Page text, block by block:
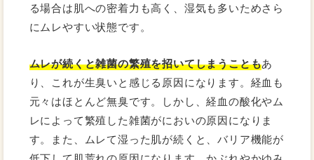
る場合は肌への密着力も高く、湿気も多いためさら
にムレやすい状態です。
ムレが続くと雑菌の繁殖を招いてしまうこともあ
り、これが生臭いと感じる原因になります。経血も
元々はほとんど無臭です。しかし、経血の酸化やム
レによって繁殖した雑菌がにおいの原因になりま
す。また、ムレて湿った肌が続くと、バリア機能が